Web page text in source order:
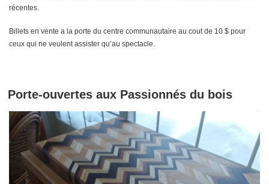
récentes.
Billets en vente a la porte du centre communautaire au cout de 10 $ pour
ceux qui ne veulent assister qu’au spectacle.
Porte-ouvertes aux Passionnés du bois